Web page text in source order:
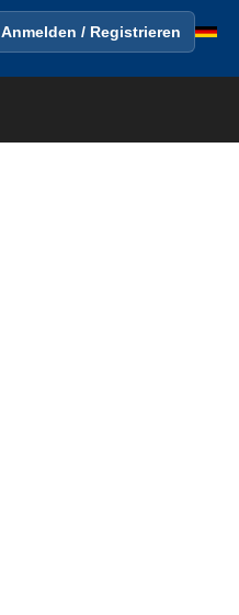
Anmelden / Registrieren